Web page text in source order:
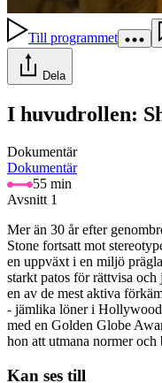
Till programmet
Dela
I huvudrollen:
Dokumentär
Dokumentär
55 min
Avsnitt 1
Mer än 30 år efter
Stone fortsatt mot
en uppväxt i en miljö
starkt patos för rättvisa
en av de mest aktiva
- jämlika löner i
med en Golden Globe
hon att utmana normer
Kan ses till